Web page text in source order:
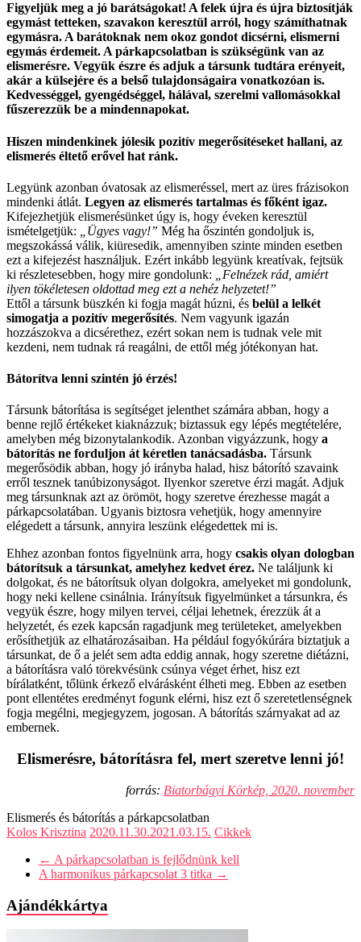
Figyeljük meg a jó barátságokat! A felek újra és újra biztosítják
egymást tetteken, szavakon keresztül arról, hogy számíthatnak
egymásra. A barátoknak nem okoz gondot dicsérni, elismerni
egymás érdemeit. A párkapcsolatban is szükségünk van az
elismerésre. Vegyük észre és adjuk a társunk tudtára erényeit,
akár a külsejére és a belső tulajdonságaira vonatkozóan is.
Kedvességgel, gyengédséggel, hálával, szerelmi vallomásokkal
fűszerezzük be a mindennapokat.
Hiszen mindenkinek jólesik pozitív megerősítéseket hallani, az
elismerés éltető erővel hat ránk.
Legyünk azonban óvatosak az elismeréssel, mert az üres frázisokon
mindenki átlát. Legyen az elismerés tartalmas és főként igaz.
Kifejezhetjük elismerésünket úgy is, hogy éveken keresztül
ismételgetjük: „Ügyes vagy!” Még ha őszintén gondoljuk is,
megszokássá válik, kiüresedik, amennyiben szinte minden esetben
ezt a kifejezést használjuk. Ezért inkább legyünk kreatívak, fejtsük
ki részletesebben, hogy mire gondolunk:
„Felnézek rád, amiért
ilyen tökéletesen oldottad meg ezt a nehéz helyzetet!”
Ettől a társunk büszkén ki fogja magát húzni, és belül a lelkét
simogatja a pozitív megerősítés. Nem vagyunk igazán
hozzászokva a dicsérethez, ezért sokan nem is tudnak vele mit
kezdeni, nem tudnak rá reagálni, de ettől még jótékonyan hat.
Bátorítva lenni szintén jó érzés!
Társunk bátorítása is segítséget jelenthet számára abban, hogy a
benne rejlő értékeket kiaknázzuk; biztassuk egy lépés megtételére,
amelyben még bizonytalankodik. Azonban vigyázzunk, hogy a
bátorítás ne forduljon át kéretlen tanácsadásba. Társunk
megerősödik abban, hogy jó irányba halad, hisz bátorító szavaink
erről tesznek tanúbizonyságot. Ilyenkor szeretve érzi magát. Adjuk
meg társunknak azt az örömöt, hogy szeretve érezhesse magát a
párkapcsolatában. Ugyanis biztosra vehetjük, hogy amennyire
elégedett a társunk, annyira leszünk elégedettek mi is.
Ehhez azonban fontos figyelnünk arra, hogy csakis olyan dologban
bátorítsuk a társunkat, amelyhez kedvet érez. Ne találjunk ki
dolgokat, és ne bátorítsuk olyan dolgokra, amelyeket mi gondolunk,
hogy neki kellene csinálnia. Irányítsuk figyelmünket a társunkra, és
vegyük észre, hogy milyen tervei, céljai lehetnek, érezzük át a
helyzetét, és ezek kapcsán ragadjunk meg területeket, amelyekben
erősíthetjük az elhatározásaiban. Ha például fogyókúrára biztatjuk a
társunkat, de ő a jelét sem adta eddig annak, hogy szeretne diétázni,
a bátorításra való törekvésünk csúnya véget érhet, hisz ezt
bírálatként, tőlünk érkező elvárásként élheti meg. Ebben az esetben
pont ellentétes eredményt fogunk elérni, hisz ezt ő szeretetlenségnek
fogja megélni, megjegyzem, jogosan. A bátorítás szárnyakat ad az
embernek.
Elismerésre, bátorításra fel, mert szeretve lenni jó!
forrás: Biatorbágyi Körkép, 2020. november
Elismerés és bátorítás a párkapcsolatban
Kolos Krisztina 2020.11.30.2021.03.15. Cikkek
← A párkapcsolatban is fejlődnünk kell
A harmonikus párkapcsolat 3 titka →
Ajándékkártya